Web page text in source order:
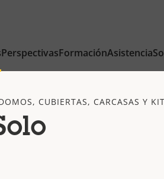
PerspectivasFormaciónAsistencia
CUBIERTAS, CARCASAS Y